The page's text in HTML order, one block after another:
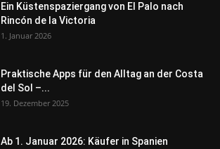
Ein Küstenspaziergang von El Palo nach
Rincón de la Victoria
1. Januar 2026
Praktische Apps für den Alltag an der Costa
del Sol –...
19. Dezember 2025
Ab 1. Januar 2026: Käufer in Spanien